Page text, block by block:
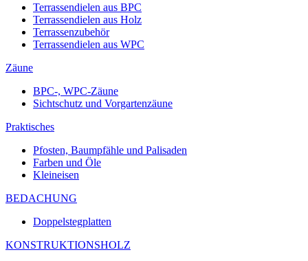
Terrassendielen aus BPC
Terrassendielen aus Holz
Terrassenzubehör
Terrassendielen aus WPC
Zäune
BPC-, WPC-Zäune
Sichtschutz und Vorgartenzäune
Praktisches
Pfosten, Baumpfähle und Palisaden
Farben und Öle
Kleineisen
BEDACHUNG
Doppelstegplatten
KONSTRUKTIONSHOLZ